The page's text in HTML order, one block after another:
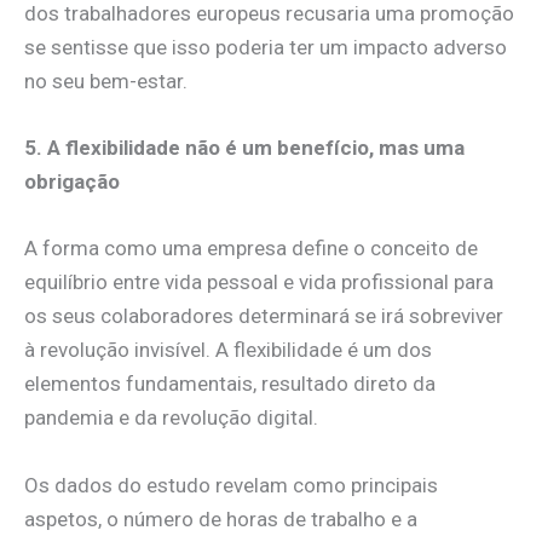
dos trabalhadores europeus recusaria uma promoção
se sentisse que isso poderia ter um impacto adverso
no seu bem-estar.
5. A flexibilidade não é um benefício, mas uma
obrigação
A forma como uma empresa define o conceito de
equilíbrio entre vida pessoal e vida profissional para
os seus colaboradores determinará se irá sobreviver
à revolução invisível. A flexibilidade é um dos
elementos fundamentais, resultado direto da
pandemia e da revolução digital.
Os dados do estudo revelam como principais
aspetos, o número de horas de trabalho e a